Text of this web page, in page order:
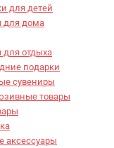
для детей
для дома
для отдыха
подарки
сувениры
товары
аксессуары